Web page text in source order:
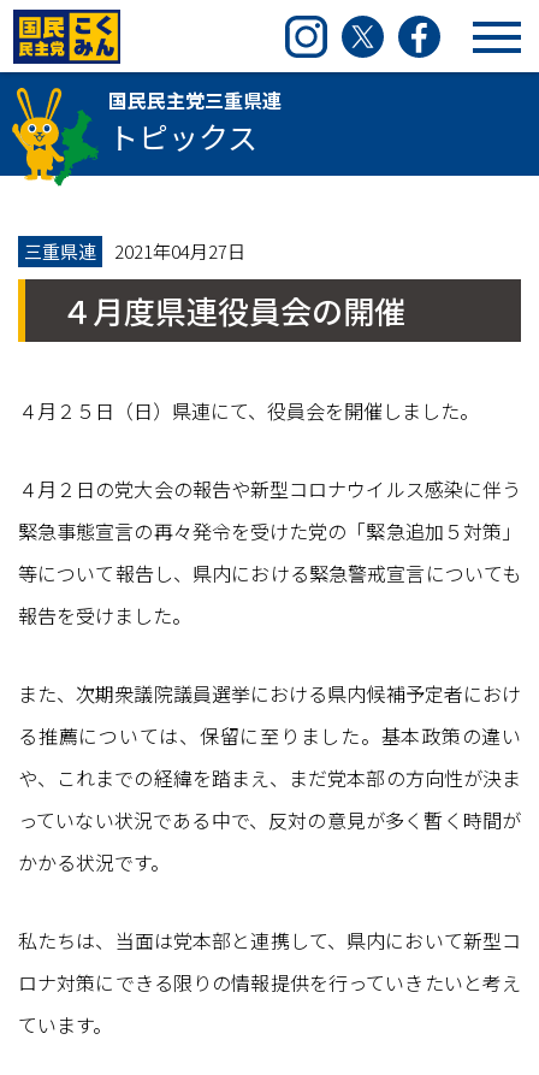
国民民主党三重県連 InstagramTwitter Facebook
国民民主党三重県連
トピックス
三重県連 2021年04月27日
４月度県連役員会の開催
４月２５日（日）県連にて、役員会を開催しました。
４月２日の党大会の報告や新型コロナウイルス感染に伴う
緊急事態宣言の再々発令を受けた党の「緊急追加５対策」
等について報告し、県内における緊急警戒宣言についても
報告を受けました。
また、次期衆議院議員選挙における県内候補予定者におけ
る推薦については、保留に至りました。基本政策の違い
や、これまでの経緯を踏まえ、まだ党本部の方向性が決ま
っていない状況である中で、反対の意見が多く暫く時間が
かかる状況です。
私たちは、当面は党本部と連携して、県内において新型コ
ロナ対策にできる限りの情報提供を行っていきたいと考え
ています。